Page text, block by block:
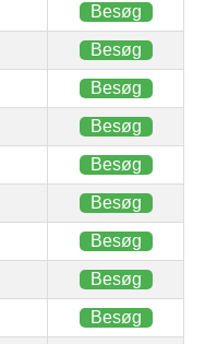
Besøg
Besøg
Besøg
Besøg
Besøg
Besøg
Besøg
Besøg
Besøg